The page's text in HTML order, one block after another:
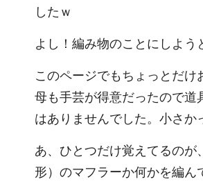
したｗ
よし！編み物のことにしよう
このページでもちょっとだけ
母も手芸が得意だったので
はありませんでした。小さか
あ、ひとつだけ覚えてるの
形）のマフラーか何かを編ん